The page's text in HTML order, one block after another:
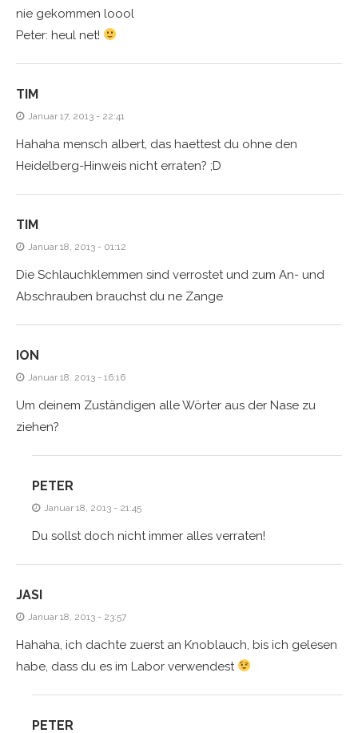
nie gekommen loool
Peter: heul net!
TIM
Januar 17, 2013 - 22:41
Hahaha mensch albert, das haettest du ohne den
Heidelberg-Hinweis nicht erraten? ;D
TIM
Januar 18, 2013 - 01:12
Die Schlauchklemmen sind verrostet und zum An- und
Abschrauben brauchst du ne Zange
ION
Januar 18, 2013 - 16:16
Um deinem Zuständigen alle Wörter aus der Nase zu
ziehen?
PETER
Januar 18, 2013 - 21:45
Du sollst doch nicht immer alles verraten!
JASI
Januar 18, 2013 - 23:57
Hahaha, ich dachte zuerst an Knoblauch, bis ich gelesen
habe, dass du es im Labor verwendest
PETER